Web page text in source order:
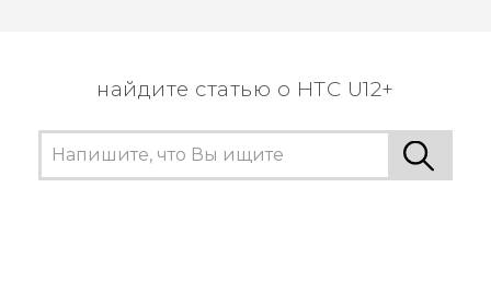
найдите статью о HTC U12+